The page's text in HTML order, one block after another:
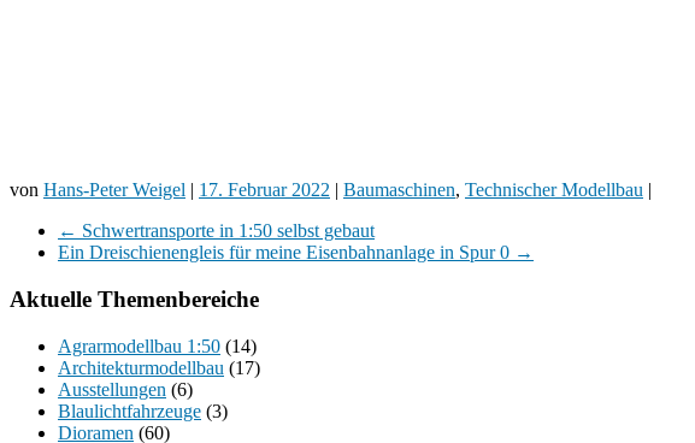
von Hans-Peter Weigel | 17. Februar 2022 | Baumaschinen, Technischer Modellbau |
← Schwertransporte in 1:50 selbst gebaut
Ein Dreischienengleis für meine Eisenbahnanlage in Spur 0 →
Aktuelle Themenbereiche
Agrarmodellbau 1:50 (14)
Architekturmodellbau (17)
Ausstellungen (6)
Blaulichtfahrzeuge (3)
Dioramen (60)